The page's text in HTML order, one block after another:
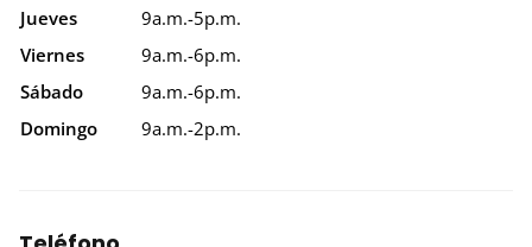
Jueves
9a.m.-5p.m.
Viernes
9a.m.-6p.m.
Sábado
9a.m.-6p.m.
Domingo
9a.m.-2p.m.